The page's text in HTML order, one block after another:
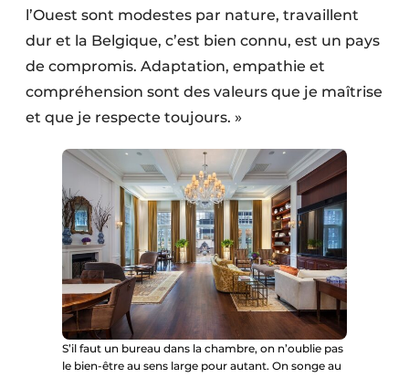
l’Ouest sont modestes par nature, travaillent
dur et la Belgique, c’est bien connu, est un pays
de compromis. Adaptation, empathie et
compréhension sont des valeurs que je maîtrise
et que je respecte toujours. »
S’il faut un bureau dans la chambre, on n’oublie pas
le bien-être au sens large pour autant. On songe au